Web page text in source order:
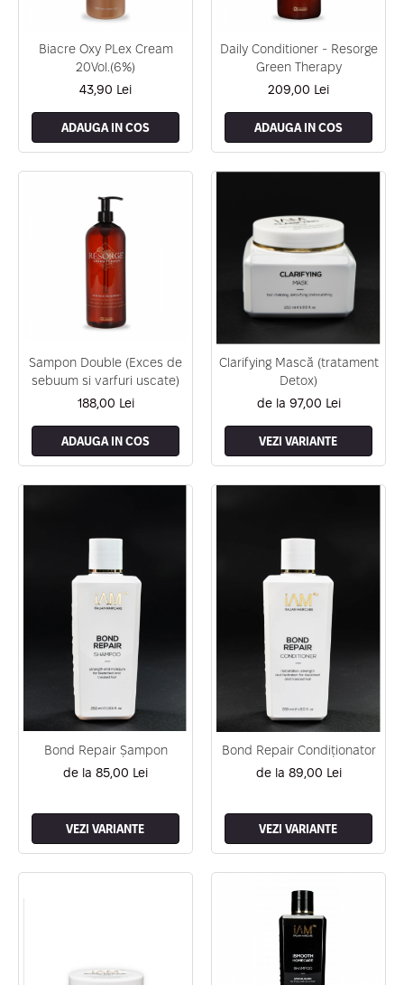
Biacre Oxy PLex Cream
20Vol.(6%)
43,90 Lei
ADAUGA IN COS
Daily Conditioner - Resorge
Green Therapy
209,00 Lei
ADAUGA IN COS
Sampon Double (Exces de
sebuum si varfuri uscate)
188,00 Lei
ADAUGA IN COS
Clarifying Mască (tratament
Detox)
de la 97,00 Lei
VEZI VARIANTE
Bond Repair Șampon
de la 85,00 Lei
VEZI VARIANTE
Bond Repair Condiționator
de la 89,00 Lei
VEZI VARIANTE